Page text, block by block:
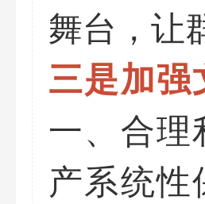
舞台，让
三是加
一、合
产系统